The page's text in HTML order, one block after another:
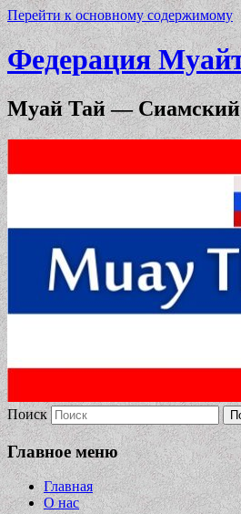
Перейти к основному содержимому
Федерация
Муай Тай — Сиамский
Поиск
Главное меню
Главная
О нас